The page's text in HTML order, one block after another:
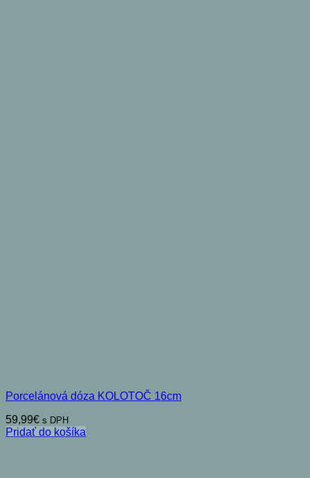
Porcelánová dóza KOLOTOČ 16cm
59,99€ s DPH
Pridať do košíka